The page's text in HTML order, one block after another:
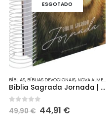
ESGOTADO
BÍBLIAS, BÍBLIAS DEVOCIONAIS, NOVA ALMEIDA ATUALIZADA
Bíblia Sagrada Jornada | Leão (NA083JR)
0 out of 5
49,90€ O
preço
44,91 €O